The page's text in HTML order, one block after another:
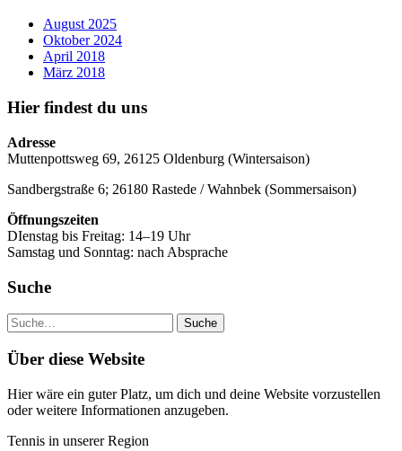
August 2025
Oktober 2024
April 2018
März 2018
Hier findest du uns
Adresse
Muttenpottsweg 69, 26125 Oldenburg (Wintersaison)
Sandbergstraße 6; 26180 Rastede / Wahnbek (Sommersaison)
Öffnungszeiten
DIenstag bis Freitag: 14–19 Uhr
Samstag und Sonntag: nach Absprache
Suche
Suche
Über diese Website
Hier wäre ein guter Platz, um dich und deine Website vorzustellen
oder weitere Informationen anzugeben.
Tennis in unserer Region